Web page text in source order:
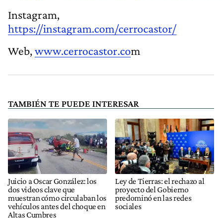
Instagram,
https://instagram.com/cerrocastor/
Web,www.cerrocastor.com
TAMBIÉN TE PUEDE INTERESAR
Juicio a Oscar González: los
dos videos clave que
muestran cómo circulaban los
vehículos antes del choque en
Altas Cumbres
Ley de Tierras: el rechazo al
proyecto del Gobierno
predominó en las redes
sociales